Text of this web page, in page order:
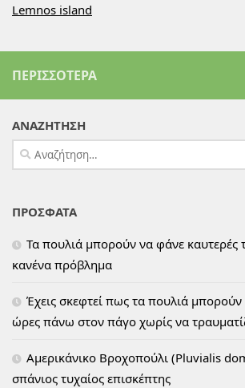
Lemnos island
ΠΕΡΙΣΣΌΤΕΡΑ
ΑΝΑΖΗΤΗΣΗ
Αναζήτηση
για:
ΠΡΟΣΦΑΤΑ
Τα πουλιά μπορούν να φάνε καυτερές
κανένα πρόβλημα
Έχεις σκεφτεί πως τα πουλιά μπορούν
ώρες πάνω στον πάγο χωρίς να
Αμερικάνικο Βροχοπούλι (Pluvialis
σπάνιος τυχαίος επισκέπτης